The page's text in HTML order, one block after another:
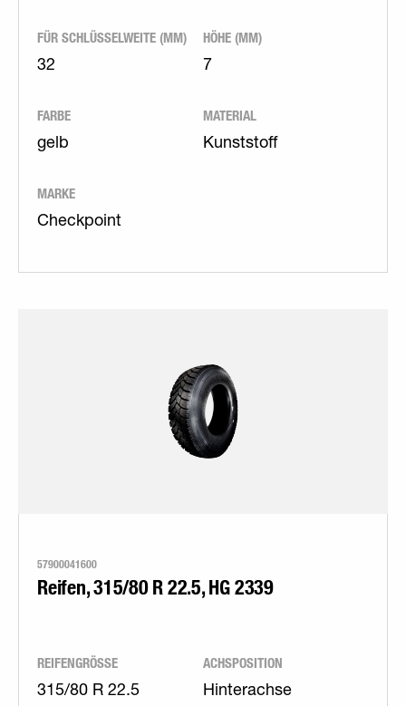
FÜR SCHLÜSSELWEITE (MM)
32
HÖHE (MM)
7
FARBE
gelb
MATERIAL
Kunststoff
MARKE
Checkpoint
57900041600
Reifen, 315/80 R 22.5, HG 2339
REIFENGRÖSSE
315/80 R 22.5
ACHSPOSITION
Hinterachse